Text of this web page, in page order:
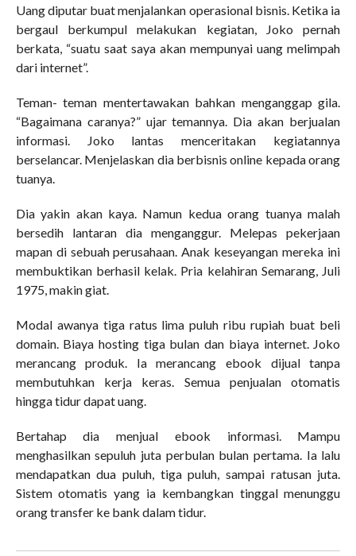
Uang diputar buat menjalankan operasional bisnis. Ketika ia
bergaul berkumpul melakukan kegiatan, Joko pernah
berkata, “suatu saat saya akan mempunyai uang melimpah
dari internet”.
Teman- teman mentertawakan bahkan menganggap gila.
“Bagaimana caranya?” ujar temannya. Dia akan berjualan
informasi. Joko lantas menceritakan kegiatannya
berselancar. Menjelaskan dia berbisnis online kepada orang
tuanya.
Dia yakin akan kaya. Namun kedua orang tuanya malah
bersedih lantaran dia menganggur. Melepas pekerjaan
mapan di sebuah perusahaan. Anak keseyangan mereka ini
membuktikan berhasil kelak. Pria kelahiran Semarang, Juli
1975, makin giat.
Modal awanya tiga ratus lima puluh ribu rupiah buat beli
domain. Biaya hosting tiga bulan dan biaya internet. Joko
merancang produk. Ia merancang ebook dijual tanpa
membutuhkan kerja keras. Semua penjualan otomatis
hingga tidur dapat uang.
Bertahap dia menjual ebook informasi. Mampu
menghasilkan sepuluh juta perbulan bulan pertama. Ia lalu
mendapatkan dua puluh, tiga puluh, sampai ratusan juta.
Sistem otomatis yang ia kembangkan tinggal menunggu
orang transfer ke bank dalam tidur.